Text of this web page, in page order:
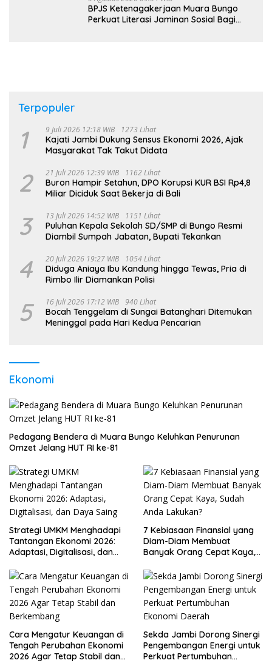
BPJS Ketenagakerjaan Muara Bungo
Perkuat Literasi Jaminan Sosial Bagi
Terpopuler
1 9 Juli 2026 12:18 WIB 1273 Lihat
Kajati Jambi Dukung Sensus Ekonomi 2026, Ajak
Masyarakat Tak Takut Didata
2 21 Juli 2026 12:39 WIB 1162 Lihat
Buron Hampir Setahun, DPO Korupsi KUR BSI Rp4,8
Miliar Diciduk Saat Bekerja di Bali
3 13 Juli 2026 14:52 WIB 1151 Lihat
Puluhan Kepala Sekolah SD/SMP di Bungo Resmi
Diambil Sumpah Jabatan, Bupati Tekankan
4 20 Juli 2026 19:27 WIB 1054 Lihat
Diduga Aniaya Ibu Kandung hingga Tewas, Pria di
Rimbo Ilir Diamankan Polisi
5 16 Juli 2026 17:12 WIB 940 Lihat
Bocah Tenggelam di Sungai Batanghari Ditemukan
Meninggal pada Hari Kedua Pencarian
Ekonomi
Pedagang Bendera di Muara Bungo Keluhkan Penurunan
Omzet Jelang HUT RI ke-81
Strategi UMKM Menghadapi
Tantangan Ekonomi 2026:
Adaptasi, Digitalisasi, dan
7 Kebiasaan Finansial yang
Diam-Diam Membuat
Banyak Orang Cepat Kaya,
Cara Mengatur Keuangan di
Tengah Perubahan Ekonomi
2026 Agar Tetap Stabil dan
Sekda Jambi Dorong Sinergi
Pengembangan Energi untuk
Perkuat Pertumbuhan